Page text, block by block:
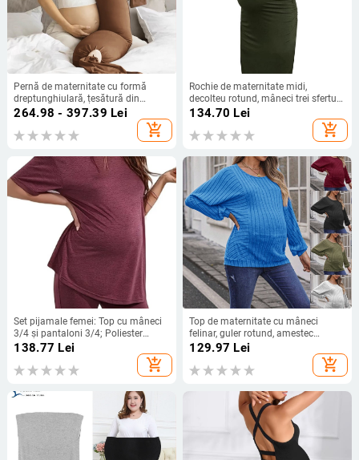
Pernă de maternitate cu formă
dreptunghiulară, țesătură din
bumbac natural, greutate 0.55–1.0
kg, umplutură: alt tip, potrivită
pentru toate etapele sarcinii
264.98 - 397.39 Lei
add_shopping_cart
Rochie de maternitate midi,
decolteu rotund, mâneci trei sferturi,
fustă creion medie, din polyester-
134.70 Lei
add_shopping_cart
Set pijamale femei: Top cu mâneci
3/4 și pantaloni 3/4; Poliester
95%+, Spandex ≤30%; Stil japonezo-
138.77 Lei
add_shopping_cart
Top de maternitate cu mâneci
felinar, guler rotund, amestec
poliester-elastan, culoare solidă,
129.97 Lei
add_shopping_cart